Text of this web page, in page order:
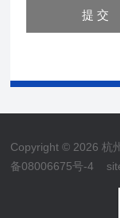
Copyright © 2026 杭
备08006675号-4